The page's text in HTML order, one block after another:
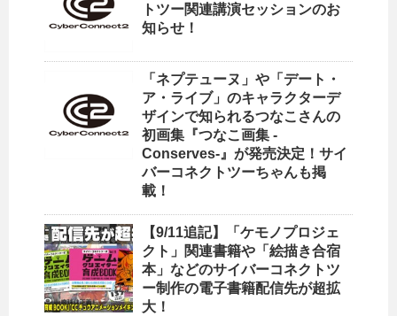
トツー関連講演セッションのお
知らせ！
「ネプテューヌ」や「デート・
ア・ライブ」のキャラクターデ
ザインで知られるつなこさんの
初画集『つなこ画集 -
Conserves-』が発売決定！サイ
バーコネクトツーちゃんも掲
載！
【9/11追記】「ケモノプロジェ
クト」関連書籍や「絵描き合宿
本」などのサイバーコネクトツ
ー制作の電子書籍配信先が超拡
大！